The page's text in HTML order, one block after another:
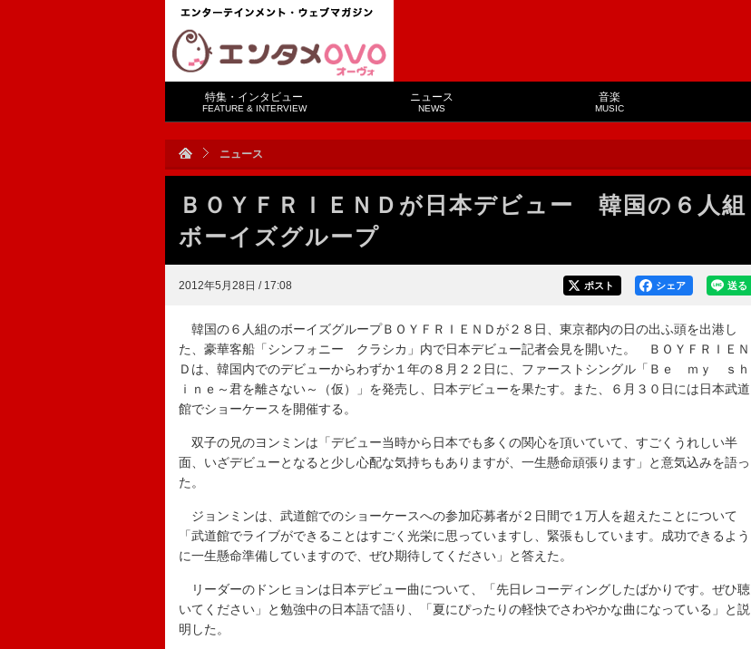
特集・インタビュー
FEATURE & INTERVIEW
ニュース
NEWS
音楽
MUSIC
ニュース
ＢＯＹＦＲＩＥＮＤが日本デビュー 韓国の６人組
ボーイズグループ
2012年5月28日 / 17:08 送る
シェア
ポスト
韓国の６人組のボーイズグループＢＯＹＦＲＩＥＮＤが２８日、東京都内の日の出ふ頭を出港し
た、豪華客船「シンフォニー クラシカ」内で日本デビュー記者会見を開いた。 ＢＯＹＦＲＩＥＮ
Ｄは、韓国内でのデビューからわずか１年の８月２２日に、ファーストシングル「Ｂｅ ｍｙ ｓｈ
ｉｎｅ～君を離さない～（仮）」を発売し、日本デビューを果たす。また、６月３０日には日本武道
館でショーケースを開催する。
双子の兄のヨンミンは「デビュー当時から日本でも多くの関心を頂いていて、すごくうれしい半
面、いざデビューとなると少し心配な気持ちもありますが、一生懸命頑張ります」と意気込みを語っ
た。
ジョンミンは、武道館でのショーケースへの参加応募者が２日間で１万人を超えたことについて
「武道館でライブができることはすごく光栄に思っていますし、緊張もしています。成功できるよう
に一生懸命準備していますので、ぜひ期待してください」と答えた。
リーダーのドンヒョンは日本デビュー曲について、「先日レコーディングしたばかりです。ぜひ聴
いてください」と勉強中の日本語で語り、「夏にぴったりの軽快でさわやかな曲になっている」と説
明した。